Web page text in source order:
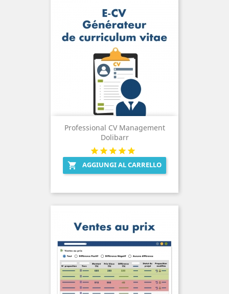
Professional CV Management
Dolibarr
 AGGIUNGI AL CARRELLO